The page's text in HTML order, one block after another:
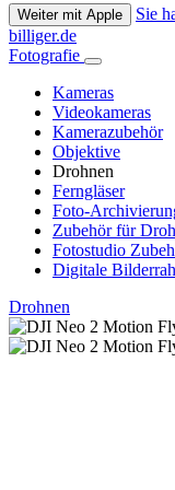
Weiter mit Apple
Sie
billiger.de
Fotografie
Kameras
Videokameras
Kamerazubehör
Objektive
Drohnen
Ferngläser
Foto-
Zubehör für
Fotostudio
Digitale
Drohnen